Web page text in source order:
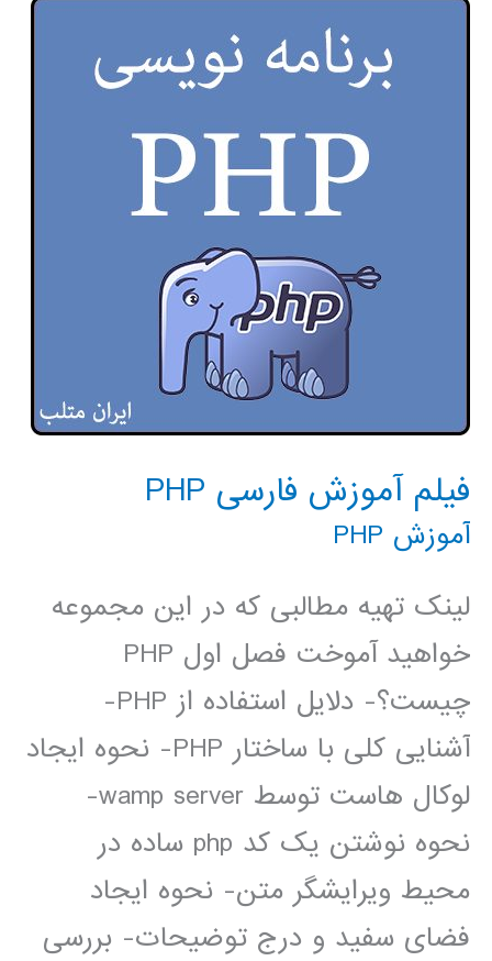
فیلم آموزش فارسی PHP
آموزش PHP
لینک تهیه مطالبی که در این مجموعه
خواهید آموخت فصل اول PHP
چیست؟- دلایل استفاده از PHP-
آشنایی کلی با ساختار PHP- نحوه ایجاد
لوکال هاست توسط wamp server-
نحوه نوشتن یک کد php ساده در
محیط ویرایشگر متن- نحوه ایجاد
فضای سفید و درج توضیحات- بررسی